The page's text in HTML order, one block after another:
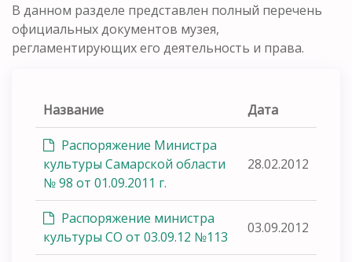
В данном разделе представлен полный перечень
официальных документов музея,
регламентирующих его деятельность и права.
Название Дата
Распоряжение Министра
культуры Самарской области
№ 98 от 01.09.2011 г.
28.02.2012
Распоряжение министра
культуры СО от 03.09.12 №113
03.09.2012